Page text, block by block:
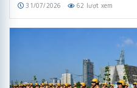
31/07/2026 62 lượt xem